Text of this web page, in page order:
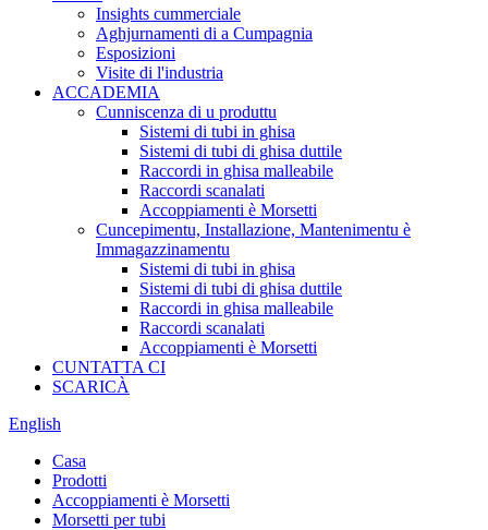
Insights cummerciale
Aghjurnamenti di a Cumpagnia
Esposizioni
Visite di l'industria
ACCADEMIA
Cunniscenza di u produttu
Sistemi di tubi in ghisa
Sistemi di tubi di ghisa duttile
Raccordi in ghisa malleabile
Raccordi scanalati
Accoppiamenti è Morsetti
Cuncepimentu, Installazione, Mantenimentu è
Immagazzinamentu
Sistemi di tubi in ghisa
Sistemi di tubi di ghisa duttile
Raccordi in ghisa malleabile
Raccordi scanalati
Accoppiamenti è Morsetti
CUNTATTA CI
SCARICÀ
English
Casa
Prodotti
Accoppiamenti è Morsetti
Morsetti per tubi